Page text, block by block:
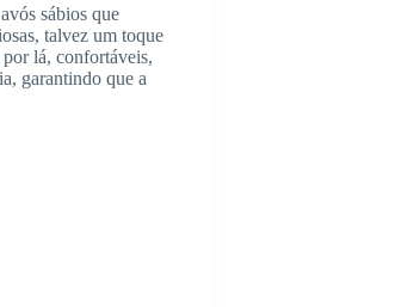
sábios que
talvez um toque
lá, confortáveis,
garantindo que a